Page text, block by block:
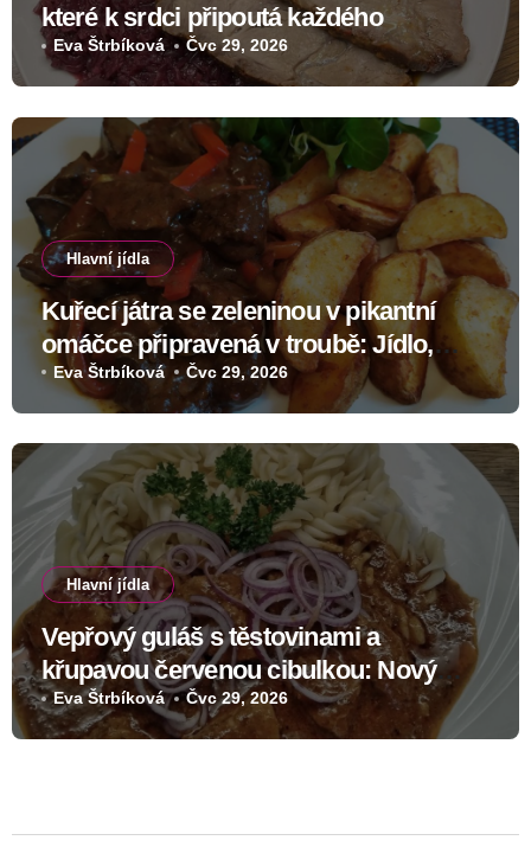
které k srdci připoutá každého
Eva Štrbíková Čvc 29, 2026
Hlavní jídla
Kuřecí játra se zeleninou v pikantní
omáčce připravená v troubě: Jídlo,
které změní skeptiky v nadšence
Eva Štrbíková Čvc 29, 2026
Hlavní jídla
Vepřový guláš s těstovinami a
křupavou červenou cibulkou: Nový
recept s výraznou chutí
Eva Štrbíková Čvc 29, 2026